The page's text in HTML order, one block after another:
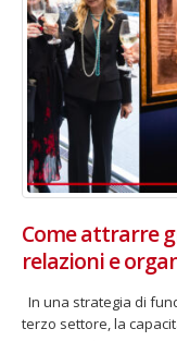
Come attrarre
relazioni e
In una strategia di
terzo settore, la